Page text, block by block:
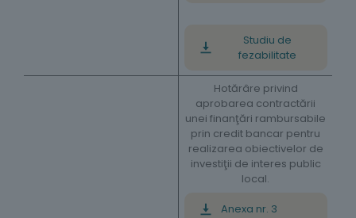
Studiu de
fezabilitate
Hotărâre privind
aprobarea contractării
unei finanţări rambursabile
prin credit bancar pentru
realizarea obiectivelor de
investiţii de interes public
local.
Anexa nr. 3